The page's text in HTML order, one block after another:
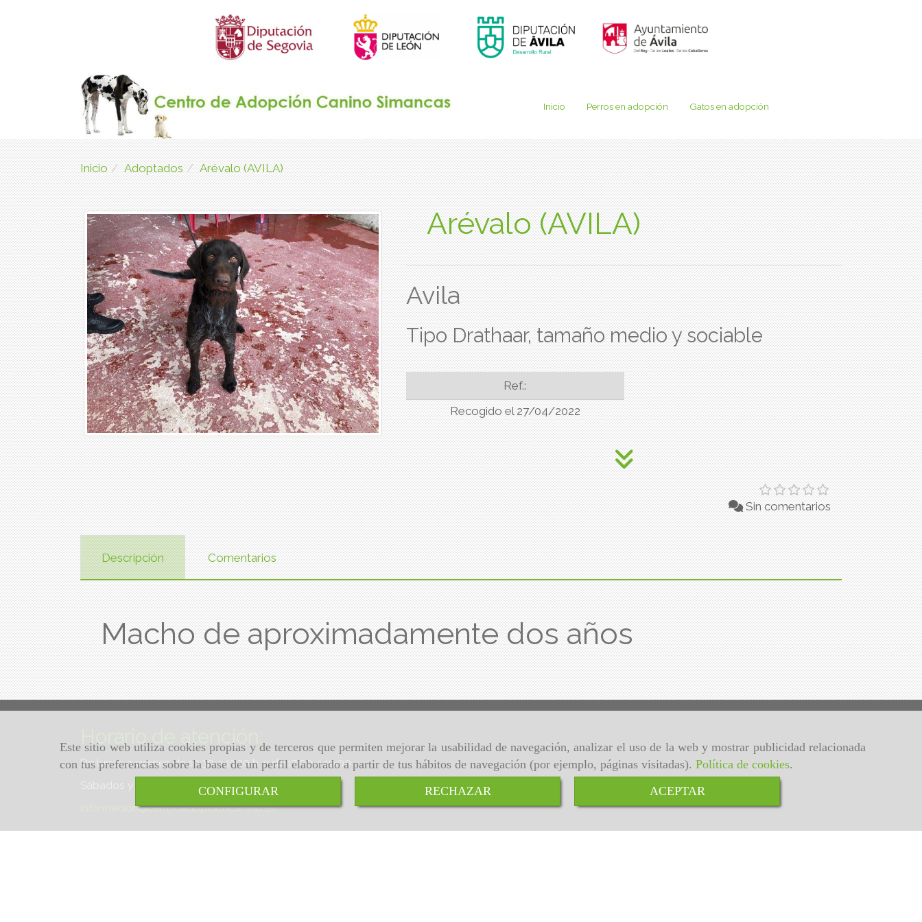
Este sitio web utiliza cookies propias y de terceros que permiten mejorar la usabilidad de navegación, analizar el uso de la web y mostrar publicidad relacionada
con tus preferencias sobre la base de un perfil elaborado a partir de tus hábitos de navegación (por ejemplo, páginas visitadas). Política de cookies.
CONFIGURAR
RECHAZAR ACEPTAR
Inicio Perros en adopción Gatos en adopción
Inicio Adoptados Arévalo (AVILA)
Arévalo (AVILA)
Avila
Tipo Drathaar, tamaño medio y sociable
Ref.:
Recogido el 27/04/2022
Sin comentarios
Descripción Comentarios
Macho de aproximadamente dos años
Horario de atención:
De lunes a viernes de 10:30 a 13:30 h. y de 17:00 a 19:00
Sábados y domingos de 10:30 a 13:30 h.
informacion
centroadopcioncanino.es